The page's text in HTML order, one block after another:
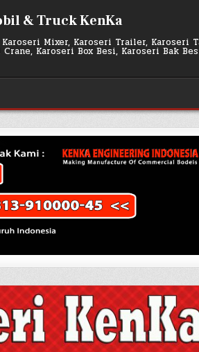
& Truck KenKa
Mixer, Karoseri Trailer, Karoseri
Karoseri Box Besi, Karoseri Bak